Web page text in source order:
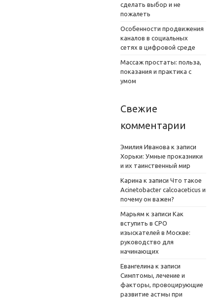
сделать выбор и не
пожалеть
Особенности продвижения
каналов в социальных
сетях в цифровой среде
Массаж простаты: польза,
показания и практика с
умом
Свежие
комментарии
Эмилия Иванова к записи
Хорьки: Умные проказники
и их таинственный мир
Карина к записи Что такое
Acinetobacter calcoaceticus и
почему он важен?
Марьям к записи Как
вступить в СРО
изыскателей в Москве:
руководство для
начинающих
Евангелина к записи
Симптомы, лечение и
факторы, провоцирующие
развитие астмы при